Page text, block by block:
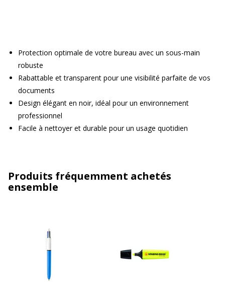
Protection optimale de votre bureau avec un sous-main
robuste
Rabattable et transparent pour une visibilité parfaite de vos
documents
Design élégant en noir, idéal pour un environnement
professionnel
Facile à nettoyer et durable pour un usage quotidien
Produits fréquemment achetés
ensemble